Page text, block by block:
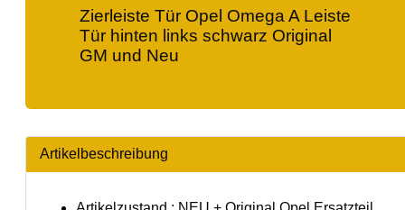
Zierleiste Tür Opel Omega A Leiste
Tür hinten links schwarz Original
GM und Neu
Artikelbeschreibung